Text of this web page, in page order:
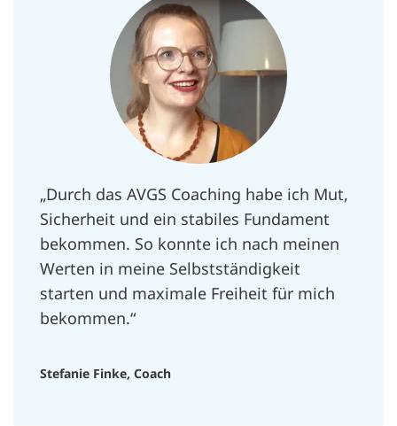
„Durch das AVGS Coaching habe ich Mut,
Sicherheit und ein stabiles Fundament
bekommen. So konnte ich nach meinen
Werten in meine Selbstständigkeit
starten und maximale Freiheit für mich
bekommen.“
Stefanie Finke, Coach